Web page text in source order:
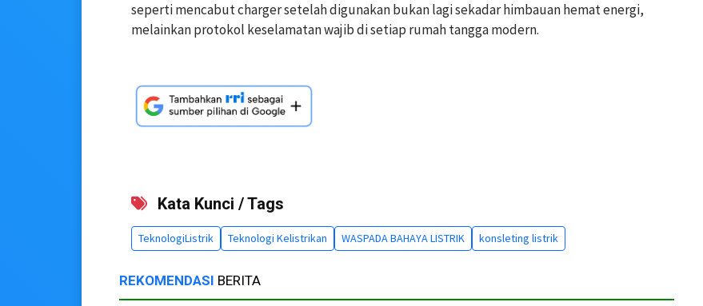
seperti mencabut charger setelah digunakan bukan lagi sekadar himbauan hemat energi,
melainkan protokol keselamatan wajib di setiap rumah tangga modern.
Kata Kunci / Tags
TeknologiListrik Teknologi Kelistrikan WASPADA BAHAYA LISTRIK konsleting listrik
REKOMENDASI BERITA